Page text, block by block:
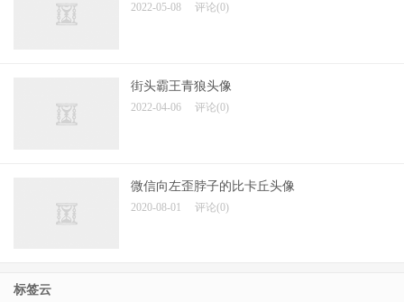
2022-05-08 评论(0)
街头霸王青狼头像
2022-04-06 评论(0)
微信向左歪脖子的比卡丘头像
2020-08-01 评论(0)
标签云